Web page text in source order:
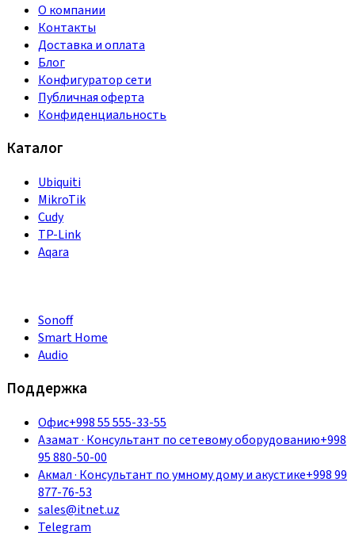
О компании
Контакты
Доставка и оплата
Блог
Конфигуратор сети
Публичная оферта
Конфиденциальность
Каталог
Ubiquiti
MikroTik
Cudy
TP-Link
Aqara
Sonoff
Smart Home
Audio
Поддержка
Офис+998 55 555-33-55
Азамат· Консультант по сетевому оборудованию+998
95 880-50-00
Акмал· Консультант по умному дому и акустике+998 99
877-76-53
sales@itnet.uz
Telegram